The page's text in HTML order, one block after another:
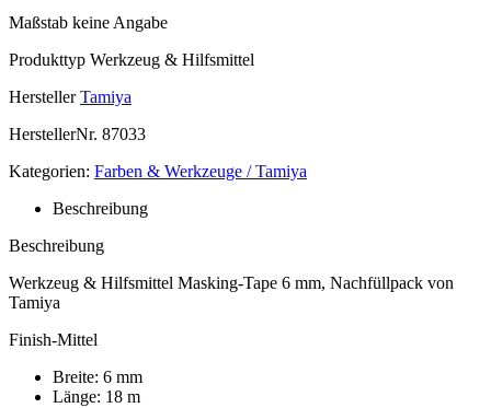
Maßstab keine Angabe
Produkttyp Werkzeug & Hilfsmittel
Hersteller Tamiya
HerstellerNr. 87033
Kategorien: Farben & Werkzeuge / Tamiya
Beschreibung
Beschreibung
Werkzeug & Hilfsmittel Masking-Tape 6 mm, Nachfüllpack von
Tamiya
Finish-Mittel
Breite: 6 mm
Länge: 18 m